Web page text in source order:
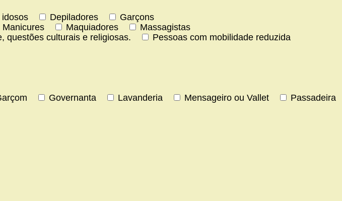
idosos Depiladores
Garçons
Manicures Maquiadores
Massagistas
questões culturais e religiosas.
Pessoas com mobilidade reduzida
Governanta Lavanderia Mensageiro ou Vallet Passadeira